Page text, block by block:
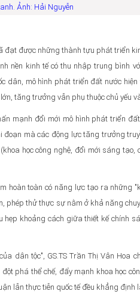
Ảnh: Hải Nguyễn
đạt được những thành tựu phát triển
nền kinh tế có thu nhập trung bình
dân, mô hình phát triển đất nước
tăng trưởng vẫn phụ thuộc chủ yếu
mạnh đổi mới mô hình phát triển
mà các động lực tăng trưởng
học công nghệ, đổi mới sáng tạo,
hoàn toàn có năng lực tạo ra những
phép thử thực sự nằm ở khả năng
khoảng cách giữa thiết kế chính
dân tộc", GS.TS Trần Thị Vân Hoa
phá thể chế, đẩy mạnh khoa học
lẫn thực tiễn quốc tế đều khẳng định